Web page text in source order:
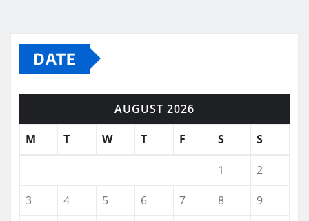
DATE
AUGUST 2026
M
T W T F S S
1
2
3
4 5 6 7 8
9